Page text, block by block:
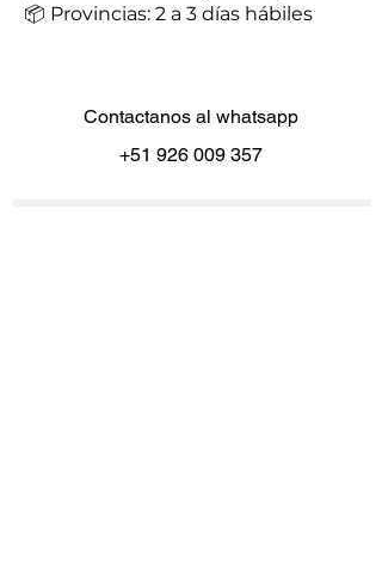
📦 Provincias: 2 a 3 días hábiles
Contactanos al whatsapp
+51 926 009 357